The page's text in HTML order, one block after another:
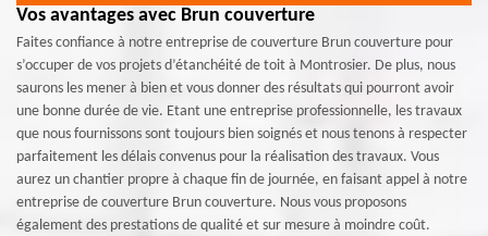
Vos avantages avec Brun couverture
Faites confiance à notre entreprise de couverture Brun couverture pour
s’occuper de vos projets d’étanchéité de toit à Montrosier. De plus, nous
saurons les mener à bien et vous donner des résultats qui pourront avoir
une bonne durée de vie. Etant une entreprise professionnelle, les travaux
que nous fournissons sont toujours bien soignés et nous tenons à respecter
parfaitement les délais convenus pour la réalisation des travaux. Vous
aurez un chantier propre à chaque fin de journée, en faisant appel à notre
entreprise de couverture Brun couverture. Nous vous proposons
également des prestations de qualité et sur mesure à moindre coût.